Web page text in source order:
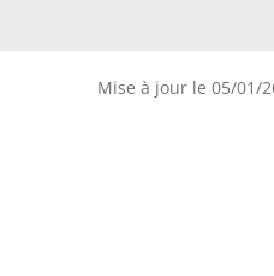
Mise à jour le 05/01/